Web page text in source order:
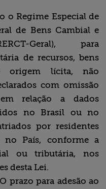
o Regime Especial de
de Bens Cambial e
Geral), para
de recursos, bens
origem lícita, não
com omissão
relação a dados
no Brasil ou no
por residentes
no País, conforme a
ou tributária, nos
desta Lei.
O prazo para adesão ao